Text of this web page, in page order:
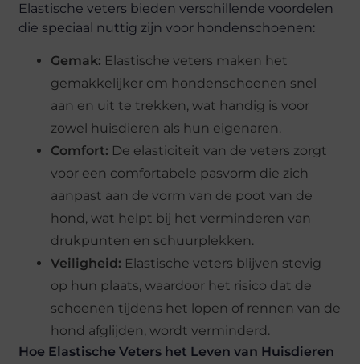
Elastische veters bieden verschillende voordelen
die speciaal nuttig zijn voor hondenschoenen:
Gemak: Elastische veters maken het
gemakkelijker om hondenschoenen snel
aan en uit te trekken, wat handig is voor
zowel huisdieren als hun eigenaren.
Comfort: De elasticiteit van de veters zorgt
voor een comfortabele pasvorm die zich
aanpast aan de vorm van de poot van de
hond, wat helpt bij het verminderen van
drukpunten en schuurplekken.
Veiligheid: Elastische veters blijven stevig
op hun plaats, waardoor het risico dat de
schoenen tijdens het lopen of rennen van de
hond afglijden, wordt verminderd.
Hoe Elastische Veters het Leven van Huisdieren